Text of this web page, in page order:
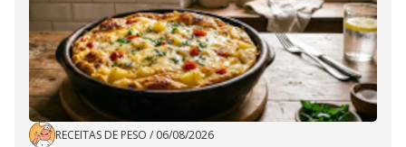
RECEITAS DE PESO / 06/08/2026